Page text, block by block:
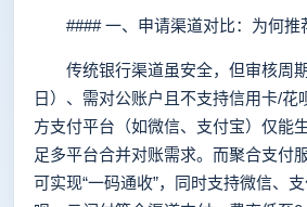
#### 一、申请渠道对比：为何推
传统银行渠道虽安全，但审核周
日）、需对公账户且不支持信用卡/花
方支付平台（如微信、支付宝）仅能
足多平台合并对账需求。而聚合支付
可实现“一码通收”，同时支持微信、